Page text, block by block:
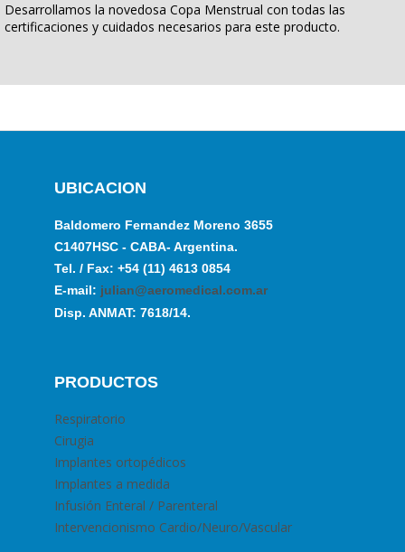
Desarrollamos la novedosa Copa Menstrual con todas las
certificaciones y cuidados necesarios para este producto.
UBICACION
Baldomero Fernandez Moreno 3655
C1407HSC - CABA- Argentina.
Tel. / Fax: +54 (11) 4613 0854
E-mail: julian@aeromedical.com.ar
Disp. ANMAT: 7618/14.
PRODUCTOS
Respiratorio
Cirugia
Implantes ortopédicos
Implantes a medida
Infusión Enteral / Parenteral
Intervencionismo Cardio/Neuro/Vascular